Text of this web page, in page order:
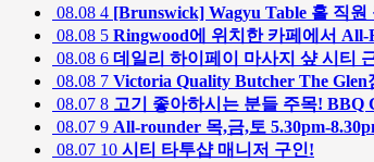
08.08 4 [Brunswick] Wagyu Table 홀 직원
08.08 5 Ringwood에 위치한 카페에서 All-
08.08 6 데일리 하이페이 마사지 샾 시티
08.08 7 Victoria Quality Butcher The Glen
08.07 8 고기 좋아하시는 분들 주목! BBQ
08.07 9 All-rounder 목,금,토 5.30pm-
08.07 10 시티 타투샵 매니저 구인!